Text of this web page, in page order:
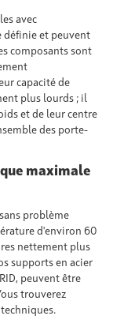
avec
définie et peuvent
composants sont
capacité de
plus lourds ; il
et de leur centre
des porte-
maximale
problème
d'environ 60
nettement plus
supports en acier
peuvent être
trouverez